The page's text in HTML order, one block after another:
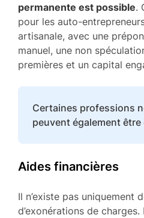
permanente est possible.
pour les auto-
artisanale, avec une
manuel, une non
premières et un capital
Certaines professions
peuvent également
Aides financières
Il n’existe pas uniquement
d’exonérations de